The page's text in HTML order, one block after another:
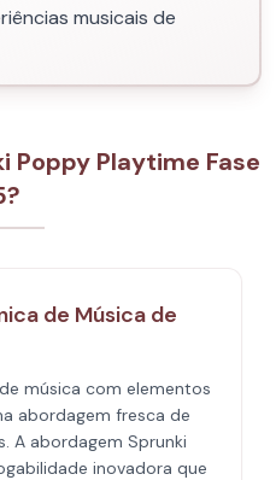
musicais de
Poppy Playtime Fase
de Música de
música com elementos
abordagem fresca de
A abordagem Sprunki
inovadora que